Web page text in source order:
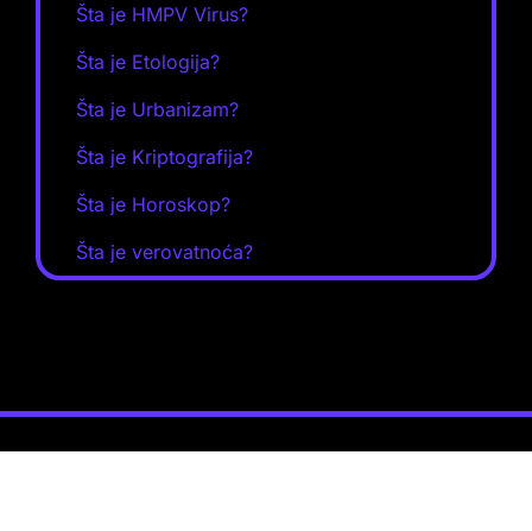
Šta je HMPV Virus?
Šta je Etologija?
Šta je Urbanizam?
Šta je Kriptografija?
Šta je Horoskop?
Šta je verovatnoća?